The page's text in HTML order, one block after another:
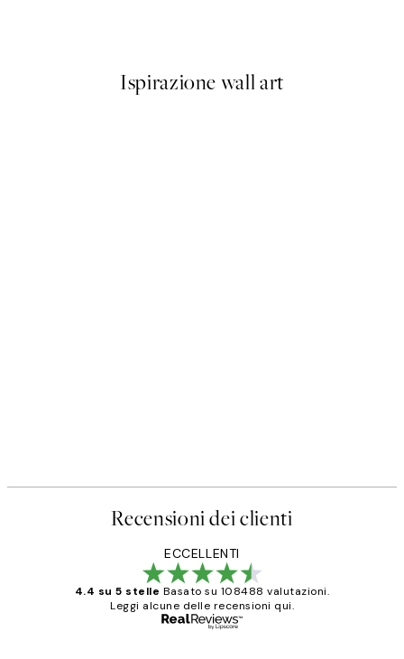
Ispirazione wall art
Recensioni dei clienti
ECCELLENTI
4.4 su 5 stelle Basato su 108488 valutazioni.
Leggi alcune delle recensioni qui.